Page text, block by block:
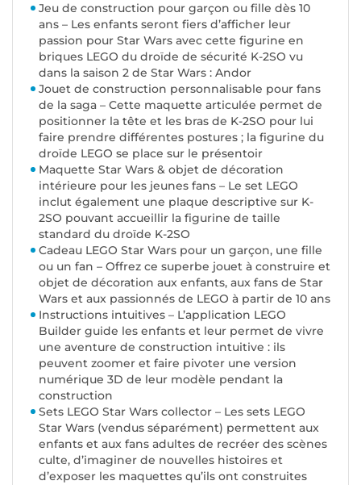
Jeu de construction pour garçon ou fille dès 10
ans – Les enfants seront fiers d’afficher leur
passion pour Star Wars avec cette figurine en
briques LEGO du droïde de sécurité K-2SO vu
dans la saison 2 de Star Wars : Andor
Jouet de construction personnalisable pour fans
de la saga – Cette maquette articulée permet de
positionner la tête et les bras de K-2SO pour lui
faire prendre différentes postures ; la figurine du
droïde LEGO se place sur le présentoir
Maquette Star Wars & objet de décoration
intérieure pour les jeunes fans – Le set LEGO
inclut également une plaque descriptive sur K-
2SO pouvant accueillir la figurine de taille
standard du droïde K-2SO
Cadeau LEGO Star Wars pour un garçon, une fille
ou un fan – Offrez ce superbe jouet à construire et
objet de décoration aux enfants, aux fans de Star
Wars et aux passionnés de LEGO à partir de 10 ans
Instructions intuitives – L’application LEGO
Builder guide les enfants et leur permet de vivre
une aventure de construction intuitive : ils
peuvent zoomer et faire pivoter une version
numérique 3D de leur modèle pendant la
construction
Sets LEGO Star Wars collector – Les sets LEGO
Star Wars (vendus séparément) permettent aux
enfants et aux fans adultes de recréer des scènes
culte, d’imaginer de nouvelles histoires et
d’exposer les maquettes qu’ils ont construites